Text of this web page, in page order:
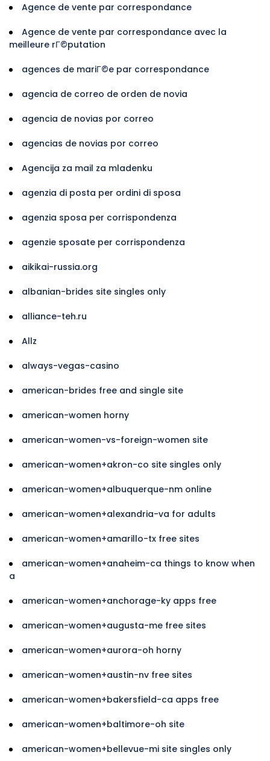
Agence de vente par correspondance
Agence de vente par correspondance avec la
meilleure rГ©putation
agences de mariГ©e par correspondance
agencia de correo de orden de novia
agencia de novias por correo
agencias de novias por correo
Agencija za mail za mladenku
agenzia di posta per ordini di sposa
agenzia sposa per corrispondenza
agenzie sposate per corrispondenza
aikikai-russia.org
albanian-brides site singles only
alliance-teh.ru
Allz
always-vegas-casino
american-brides free and single site
american-women horny
american-women-vs-foreign-women site
american-women+akron-co site singles only
american-women+albuquerque-nm online
american-women+alexandria-va for adults
american-women+amarillo-tx free sites
american-women+anaheim-ca things to know when
a
american-women+anchorage-ky apps free
american-women+augusta-me free sites
american-women+aurora-oh horny
american-women+austin-nv free sites
american-women+bakersfield-ca apps free
american-women+baltimore-oh site
american-women+bellevue-mi site singles only